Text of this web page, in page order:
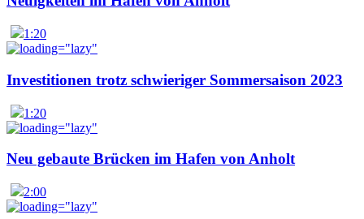
1:20
Investitionen trotz schwieriger Sommersaison 2023
1:20
Neu gebaute Brücken im Hafen von Anholt
2:00